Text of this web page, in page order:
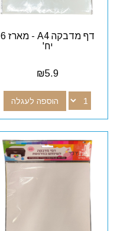
דף מדבקה A4 - מארז 6
יח'
₪5.9
הוספה לעגלה